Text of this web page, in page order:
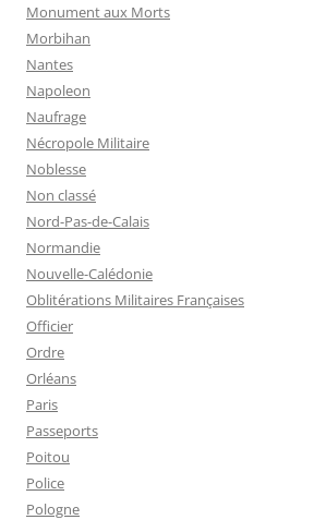
Monument aux Morts
Morbihan
Nantes
Napoleon
Naufrage
Nécropole Militaire
Noblesse
Non classé
Nord-Pas-de-Calais
Normandie
Nouvelle-Calédonie
Oblitérations Militaires Françaises
Officier
Ordre
Orléans
Paris
Passeports
Poitou
Police
Pologne